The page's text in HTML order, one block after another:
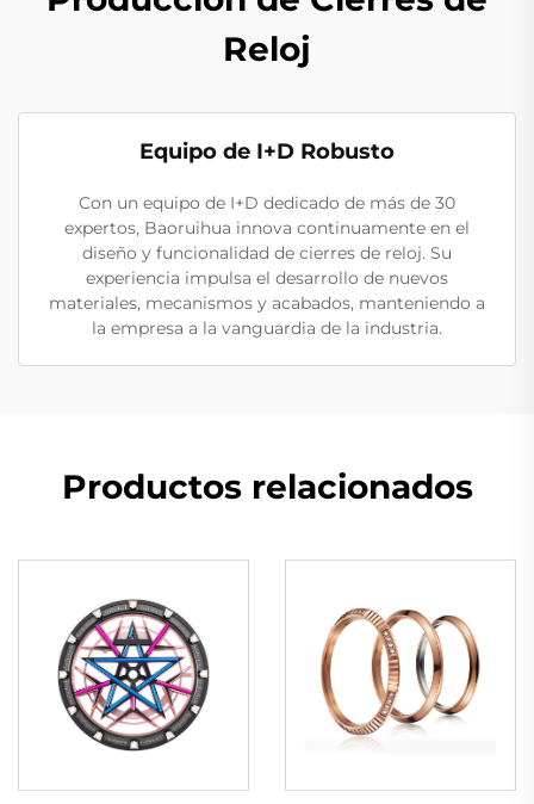
Reloj
Equipo de I+D Robusto
Con un equipo de I+D dedicado de más de 30
expertos, Baoruihua innova continuamente en el
diseño y funcionalidad de cierres de reloj. Su
experiencia impulsa el desarrollo de nuevos
materiales, mecanismos y acabados, manteniendo a
la empresa a la vanguardia de la industria.
Productos relacionados